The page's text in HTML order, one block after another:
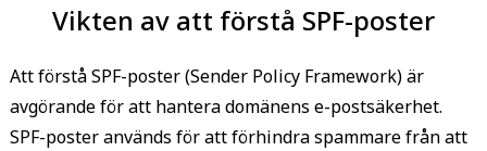
Vikten av att förstå SPF-poster
Att förstå SPF-poster (Sender Policy Framework) är
avgörande för att hantera domänens e-postsäkerhet.
SPF-poster används för att förhindra spammare från att